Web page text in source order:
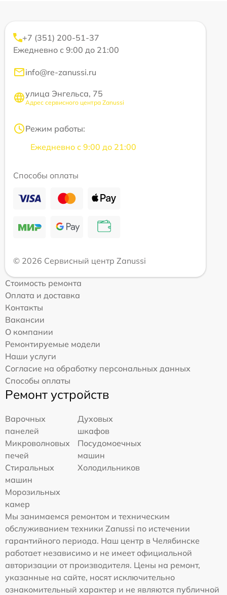
+7 (351) 200-51-37
Ежедневно с 9:00 до 21:00
info@re-zanussi.ru
улица Энгельса, 75
Адрес сервисного центра Zanussi
Режим работы:
Ежедневно с 9:00 до 21:00
Способы оплаты
© 2026 Сервисный центр Zanussi
Стоимость ремонта
Оплата и доставка
Контакты
Вакансии
О компании
Ремонтируемые модели
Наши услуги
Согласие на обработку персональных данных
Способы оплаты
Ремонт устройств
Варочных
панелей
Духовых
шкафов
Микроволновых
печей
Посудомоечных
машин
Стиральных
машин
Холодильников
Морозильных
камер
Мы занимаемся ремонтом и техническим
обслуживанием техники Zanussi по истечении
гарантийного периода. Наш центр в Челябинске
работает независимо и не имеет официальной
авторизации от производителя. Цены на ремонт,
указанные на сайте, носят исключительно
ознакомительный характер и не являются публичной